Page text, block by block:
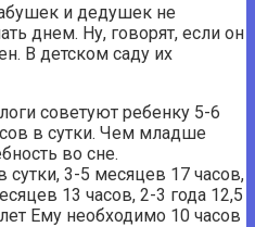
и дедушек не
днем. Ну, говорят, если он
В детском саду их
советуют ребенку 5-6
в сутки. Чем младше
во сне.
3-5 месяцев 17 часов,
13 часов, 2-3 года 12,5
Ему необходимо 10 часов